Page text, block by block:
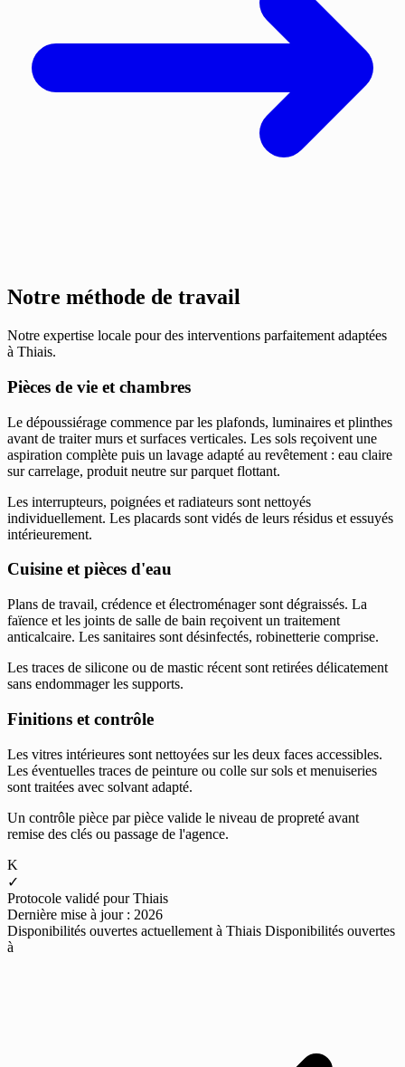
Notre méthode de travail
Notre expertise locale pour des interventions parfaitement adaptées
à Thiais.
Pièces de vie et chambres
Le dépoussiérage commence par les plafonds, luminaires et plinthes
avant de traiter murs et surfaces verticales. Les sols reçoivent une
aspiration complète puis un lavage adapté au revêtement : eau claire
sur carrelage, produit neutre sur parquet flottant.
Les interrupteurs, poignées et radiateurs sont nettoyés
individuellement. Les placards sont vidés de leurs résidus et essuyés
intérieurement.
Cuisine et pièces d'eau
Plans de travail, crédence et électroménager sont dégraissés. La
faïence et les joints de salle de bain reçoivent un traitement
anticalcaire. Les sanitaires sont désinfectés, robinetterie comprise.
Les traces de silicone ou de mastic récent sont retirées délicatement
sans endommager les supports.
Finitions et contrôle
Les vitres intérieures sont nettoyées sur les deux faces accessibles.
Les éventuelles traces de peinture ou colle sur sols et menuiseries
sont traitées avec solvant adapté.
Un contrôle pièce par pièce valide le niveau de propreté avant
remise des clés ou passage de l'agence.
K
✓
Protocole validé pour Thiais
Dernière mise à jour : 2026
Disponibilités ouvertes actuellement à Thiais Disponibilités ouvertes
à